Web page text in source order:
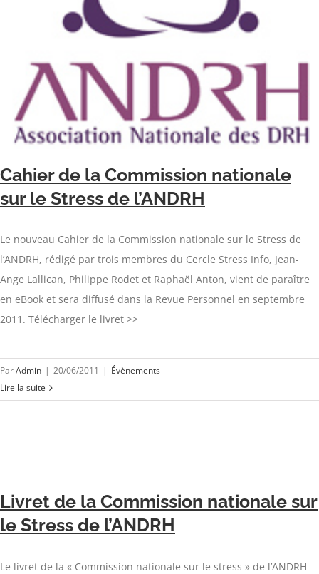
Cahier de la Commission nationale
sur le Stress de l’ANDRH
Le nouveau Cahier de la Commission nationale sur le Stress de
l’ANDRH, rédigé par trois membres du Cercle Stress Info, Jean-
Ange Lallican, Philippe Rodet et Raphaël Anton, vient de paraître
en eBook et sera diffusé dans la Revue Personnel en septembre
2011. Télécharger le livret >>
ParAdmin | 20/06/2011 | Évènements
Lire la suite
Livret de la Commission nationale sur
le Stress de l’ANDRH
Le livret de la « Commission nationale sur le stress » de l’ANDRH